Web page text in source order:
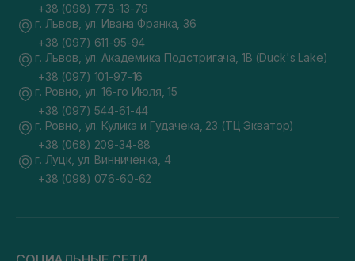
+38 (098) 778-13-79
г. Львов, ул. Ивана Франка, 36
+38 (097) 611-95-94
г. Львов, ул. Академика Подстригача, 1В (Duck's Lake)
+38 (097) 101-97-16
г. Ровно, ул. 16-го Июля, 15
+38 (097) 544-61-44
г. Ровно, ул. Кулика и Гудачека, 23 (ТЦ Экватор)
+38 (068) 209-34-88
г. Луцк, ул. Винниченка, 4
+38 (098) 076-60-62